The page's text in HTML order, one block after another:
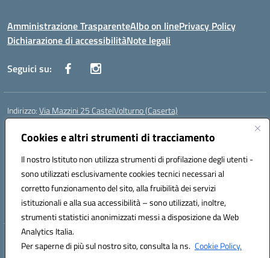
Cookies e altri strumenti di tracciamento
Il nostro Istituto non utilizza strumenti di profilazione degli utenti -
sono utilizzati esclusivamente cookies tecnici necessari al
corretto funzionamento del sito, alla fruibilità dei servizi
istituzionali e alla sua accessibilità – sono utilizzati, inoltre,
strumenti statistici anonimizzati messi a disposizione da Web
Analytics Italia.
Per saperne di più sul nostro sito, consulta la ns. Cookie Policy.
Amministrazione TrasparenteAlbo on linePrivacy Policy
Dichiarazione di accessibilitàNote legali
Seguici su:
Indirizzo:Via Mazzini 25 CastelVolturno (Caserta)
Centralino:
Posta elettronica certificata (PEC):ceis014005@pec.istruzione.it
Codice fiscale: 93063510619
Codice meccanografico:CEIS014005
Codice Indice delle Pubbliche Amministrazioni (IPA): istsc_ceis014005
Codice unico di fatturazione (CUF): UOU8EW
Hosting & Powered by 3D Solution S.r.l.
Concept & Design by Designers Italia